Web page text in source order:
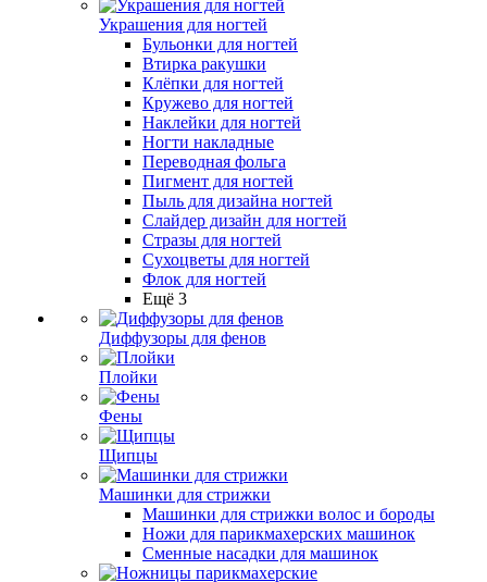
Украшения для ногтей
Бульонки для ногтей
Втирка ракушки
Клёпки для ногтей
Кружево для ногтей
Наклейки для ногтей
Ногти накладные
Переводная фольга
Пигмент для ногтей
Пыль для дизайна ногтей
Слайдер дизайн для ногтей
Стразы для ногтей
Сухоцветы для ногтей
Флок для ногтей
Ещё 3
Диффузоры для фенов
Плойки
Фены
Щипцы
Машинки для стрижки
Машинки для стрижки волос и бороды
Ножи для парикмахерских машинок
Сменные насадки для машинок